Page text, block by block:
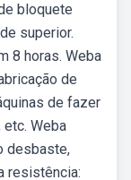
bloquete
superior.
8 horas. Weba
de
de fazer
Weba
desbaste,
resistência: